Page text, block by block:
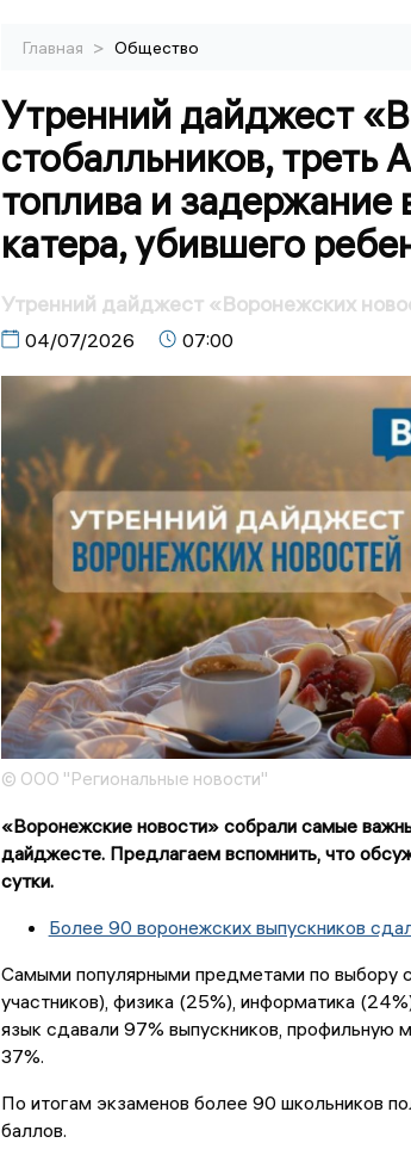
Главная > Общество
Утренний дайджест
стобалльников, треть
топлива и задержание
катера, убившего
Утренний дайджест «Воронежских
04/07/2026 07:00
© ООО "Региональные новости"
«Воронежские новости» собрали самые
дайджесте. Предлагаем вспомнить, что
сутки.
Более 90 воронежских выпускников
Самыми популярными предметами по выбору
участников), физика (25%), информатика
язык сдавали 97% выпускников,
37%.
По итогам экзаменов более 90 школьников
баллов.